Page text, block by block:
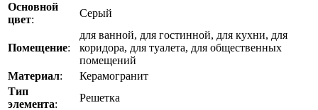
Основной
цвет:
Серый
Помещение:
для ванной, для гостинной, для кухни, для
коридора, для туалета, для общественных
помещений
Материал:
Керамогранит
Тип
элемента:
Решетка